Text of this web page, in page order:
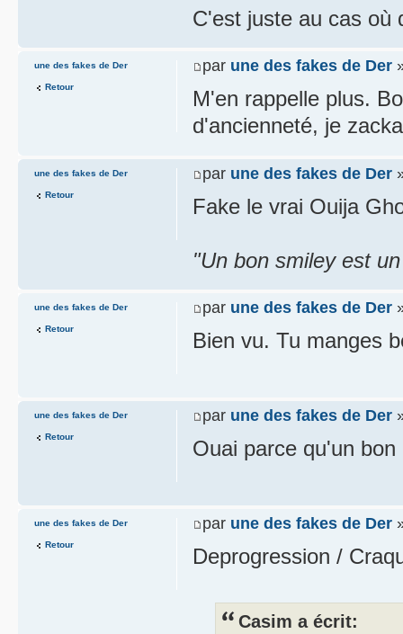
C'est juste au cas où
par une des fakes de Der
M'en rappelle plus.
d'ancienneté, je
une des fakes de Der
Retour
par une des fakes de Der
Fake le vrai Ouija
"Un bon smiley est
une des fakes de Der
Retour
par une des fakes de Der
Bien vu. Tu manges
une des fakes de Der
Retour
par une des fakes de Der
Ouai parce qu'un
une des fakes de Der
Retour
par une des fakes de Der
Deprogression /
Casim a écrit:
une des fakes de Der
Retour